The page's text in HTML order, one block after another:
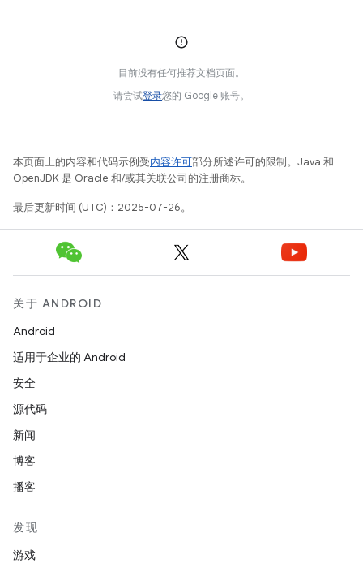
目前没有任何推荐文档页面。
请尝试登录您的 Google 账号。
本页面上的内容和代码示例受内容许可部分所述许可的限制。Java 和
OpenJDK 是 Oracle 和/或其关联公司的注册商标。
最后更新时间 (UTC)：2025-07-26。
关于 ANDROID
Android
适用于企业的 Android
安全
源代码
新闻
博客
播客
发现
游戏